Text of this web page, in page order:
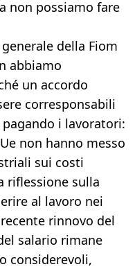
non possiamo fare
della Fiom
abbiamo
un accordo
corresponsabili
i lavoratori:
non hanno messo
sui costi
riflessione sulla
al lavoro nei
rinnovo del
salario rimane
considerevoli,